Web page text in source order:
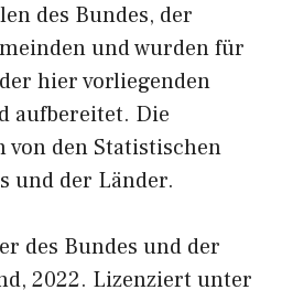
des Bundes, der
und wurden für
hier vorliegenden
aufbereitet. Die
von den Statistischen
und der Länder.
des Bundes und der
2022. Lizenziert unter